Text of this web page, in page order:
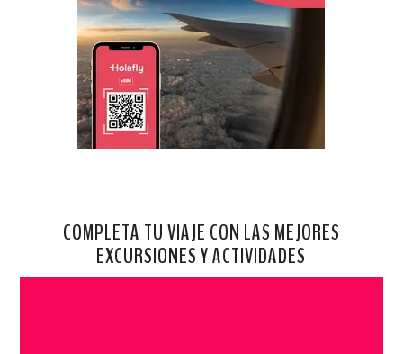
COMPLETA TU VIAJE CON LAS MEJORES
EXCURSIONES Y ACTIVIDADES